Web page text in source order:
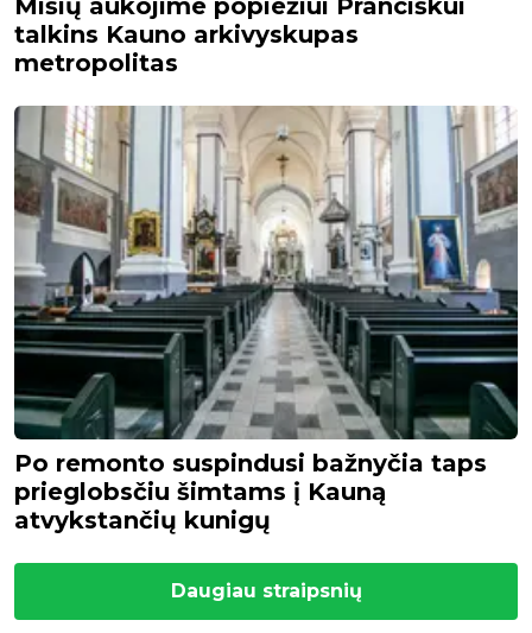
Mišių aukojime popiežiui Pranciškui
talkins Kauno arkivyskupas
metropolitas
Po remonto suspindusi bažnyčia taps
prieglobsčiu šimtams į Kauną
atvykstančių kunigų
Daugiau straipsnių